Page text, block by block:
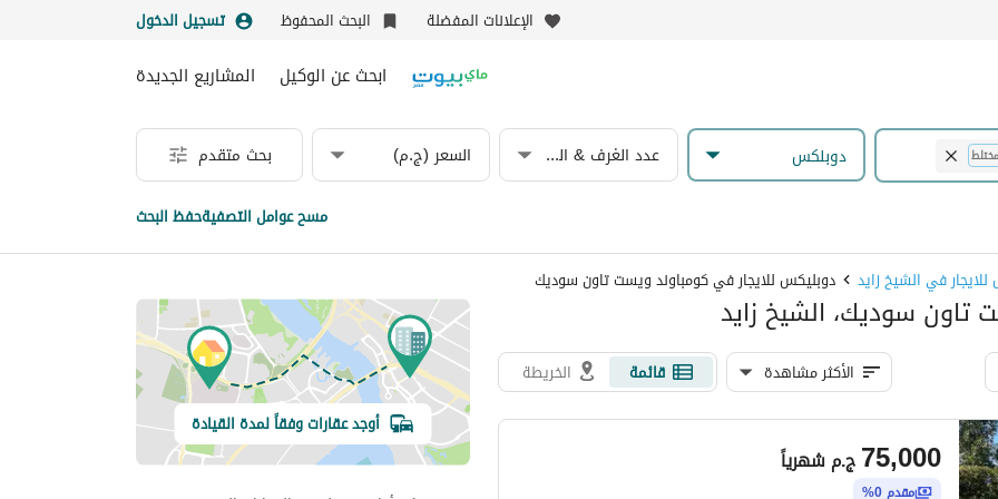
الإعلانات المفضلة البحث المحفوظ تسجيل الدخول
ابحث عن الوكيل المشاريع الجديدة
مختلط دوبلكس عدد الغرف & الحمامات السعر (ج.م) بحث متقدم
مسح عوامل التصفيةحفظ البحث
في الشيخ زايد دوبليكس للايجار في كومباوند ويست تاون سوديك
تاون سوديك، الشيخ زايد
الأكثر مشاهدة قائمة الخريطة
ج.م75,000 شهرياً
مقدم 0%
أوجد عقارات وفقاً لمدة القيادة